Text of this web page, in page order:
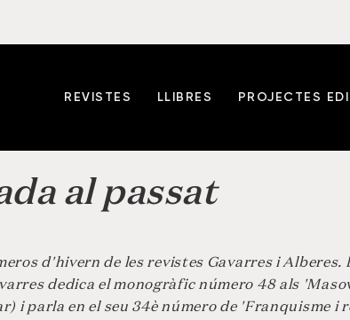
REVISTES LLIBRES PROJECTES
al passat
d'hivern de les revistes Gavarres i Alberes.
dedica el monogràfic número 48 als
i parla en el seu 34è número de 'Franquisme i